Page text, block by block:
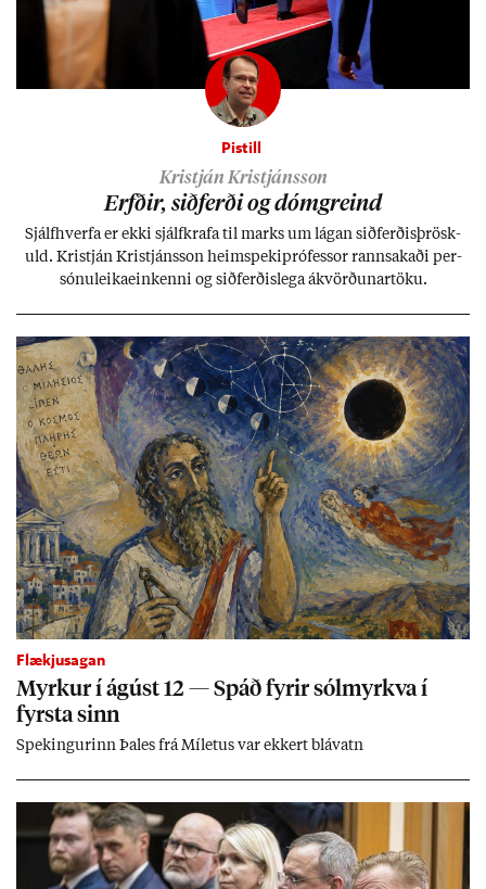
Pistill
Kristján Kristjánsson
Erfð­ir, sið­ferði og dómgreind
Sjálf­hverfa er ekki sjálf­krafa til marks um lág­an sið­ferð­is­þrösk­
uld. Kristján Kristjáns­son heim­speki­pró­fess­or rann­sak­aði per­
sónu­leika­ein­kenni og sið­ferð­is­lega ákvörð­un­ar­töku.
Flækjusagan
Myrk­ur í ág­úst 12 — Spáð fyr­ir sól­myrkva í
fyrsta sinn
Spek­ing­ur­inn Þa­les frá Míletus var ekk­ert blá­vatn